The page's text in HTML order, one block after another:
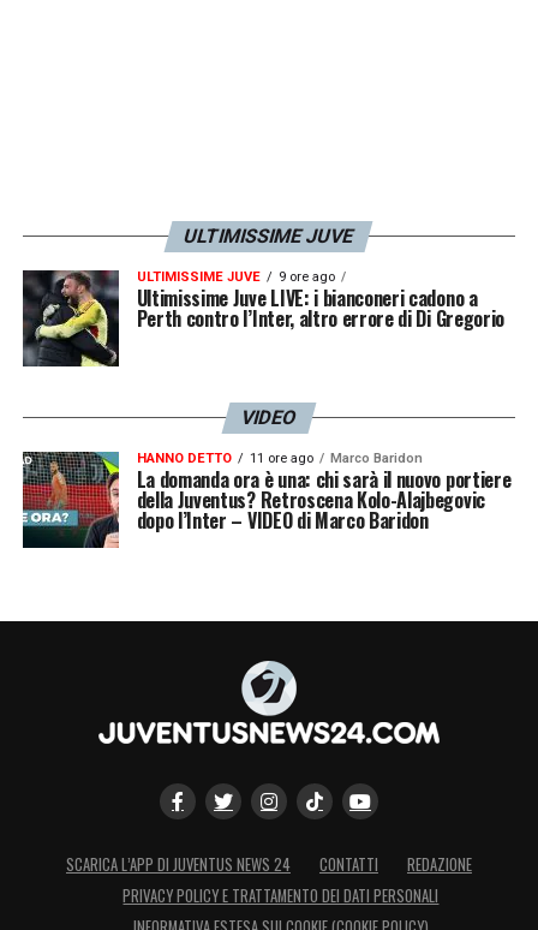
ULTIMISSIME JUVE
ULTIMISSIME JUVE 9 ore ago
Ultimissime Juve LIVE: i bianconeri cadono a
Perth contro l’Inter, altro errore di Di Gregorio
VIDEO
HANNO DETTO 11 ore ago Marco Baridon
La domanda ora è una: chi sarà il nuovo portiere
della Juventus? Retroscena Kolo-Alajbegovic
dopo l’Inter – VIDEO di Marco Baridon
SCARICA L’APP DI JUVENTUS NEWS 24 CONTATTI
REDAZIONE
PRIVACY POLICY E TRATTAMENTO DEI DATI PERSONALI